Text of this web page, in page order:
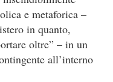
e metaforica –
in quanto,
oltre” – in un
all’interno